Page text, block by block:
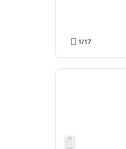
1/17